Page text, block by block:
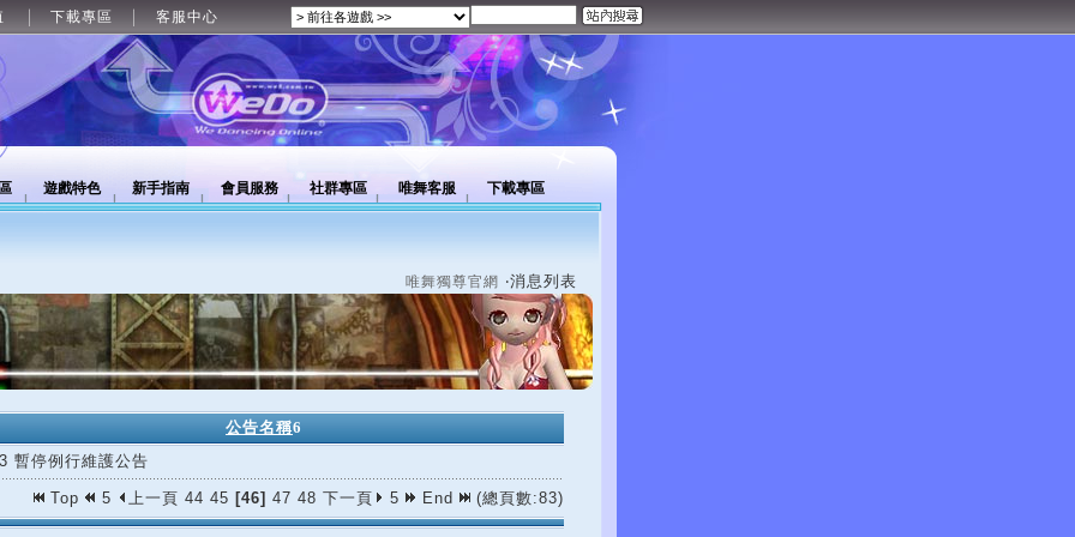
下載專區 客服中心
遊戲特色 新手指南 會員服務 社群專區 唯舞客服 下載專區
唯舞獨尊官網 ‧消息列表
公告名稱6
暫停例行維護公告
Top 5 上一頁 44 45 [46] 47 48 下一頁 5 End (總頁數:83)